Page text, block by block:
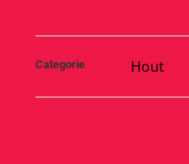
Categorie Hout